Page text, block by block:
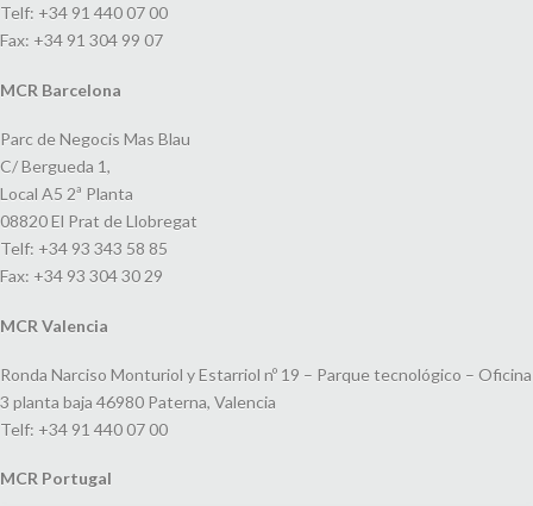
Telf: +34 91 440 07 00
Fax: +34 91 304 99 07
MCR Barcelona
Parc de Negocis Mas Blau
C/ Bergueda 1,
Local A5 2ª Planta
08820 El Prat de Llobregat
Telf: +34 93 343 58 85
Fax: +34 93 304 30 29
MCR Valencia
Ronda Narciso Monturiol y Estarriol nº 19 – Parque tecnológico – Oficina
3 planta baja 46980 Paterna, Valencia
Telf: +34 91 440 07 00
MCR Portugal